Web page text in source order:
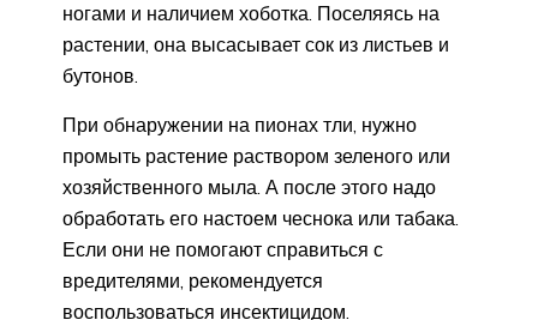
ногами и наличием хоботка. Поселяясь на
растении, она высасывает сок из листьев и
бутонов.
При обнаружении на пионах тли, нужно
промыть растение раствором зеленого или
хозяйственного мыла. А после этого надо
обработать его настоем чеснока или табака.
Если они не помогают справиться с
вредителями, рекомендуется
воспользоваться инсектицидом.